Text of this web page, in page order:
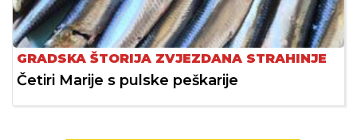
GRADSKA ŠTORIJA ZVJEZDANA STRAHINJE
Četiri Marije s pulske peškarije